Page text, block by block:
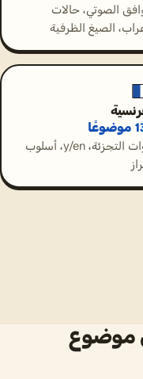
الصوتي، حالات
الصيغ الظرفية
أدوات التجزئة، y/en، أسلوب
موضوع